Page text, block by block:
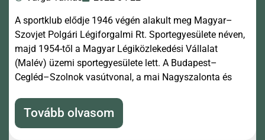
A sportklub elődje 1946 végén alakult meg Magyar–
Szovjet Polgári Légiforgalmi Rt. Sportegyesülete néven,
majd 1954-től a Magyar Légiközlekedési Vállalat
(Malév) üzemi sportegyesülete lett. A Budapest–
Cegléd–Szolnok vasútvonal, a mai Nagyszalonta és
Tovább olvasom